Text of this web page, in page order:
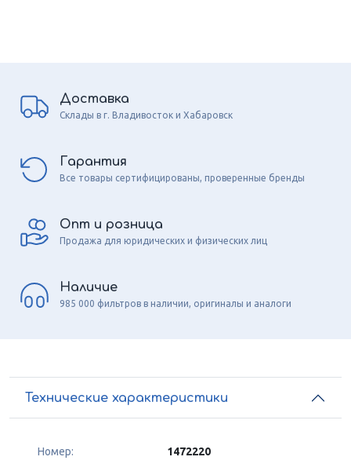
Доставка
Склады в г. Владивосток и Хабаровск
Гарантия
Все товары сертифицированы, проверенные бренды
Опт и розница
Продажа для юридических и физических лиц
Наличие
985 000 фильтров в наличии, оригиналы и аналоги
Технические характеристики
Номер: 1472220